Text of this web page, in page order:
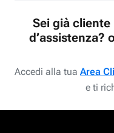
Sei già
d’assistenza?
Accedi alla tua Area
e ti